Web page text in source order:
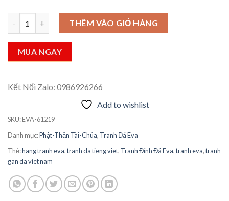
657.500 ₫.là:
263.000 ₫.
Tranh dinh da EVA-61219 số lượng
THÊM VÀO GIỎ HÀNG
MUA NGAY
Kết Nối Zalo: 0986926266
Add to wishlist
SKU:EVA-61219
Danh mục:Phật-Thần Tài-Chúa, Tranh Đá Eva
Thẻ:hang tranh eva,tranh da tieng viet, Tranh Đính Đá Eva,tranh eva,tranh
gan da viet nam